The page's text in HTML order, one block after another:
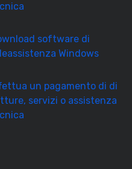
software di
Windows
un pagamento di di
servizi o assistenza